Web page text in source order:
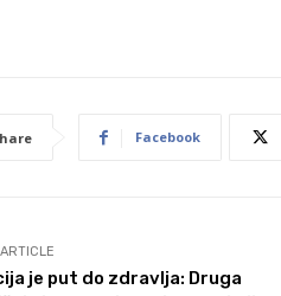
Facebook
je put do zdravlja: Druga